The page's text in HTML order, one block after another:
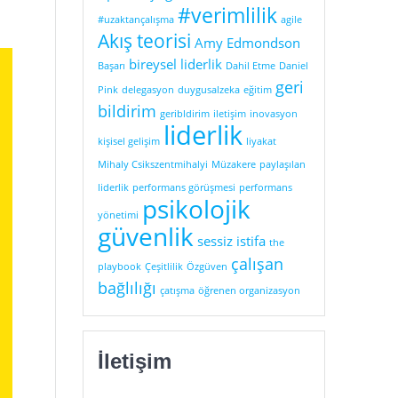
#uzaktançalışma #verimlilik agile
Akış teorisi Amy Edmondson
Başarı bireysel liderlik Dahil Etme Daniel
Pink delegasyon duygusalzeka eğitim geri
bildirim geribldirim iletişim inovasyon
kişisel gelişim liderlik liyakat
Mihaly Csikszentmihalyi Müzakere paylaşılan
liderlik performans görüşmesi performans
yönetimi psikolojik
güvenlik sessiz istifa the
playbook Çeşitlilik Özgüven çalışan
bağlılığı çatışma öğrenen organizasyon
İletişim